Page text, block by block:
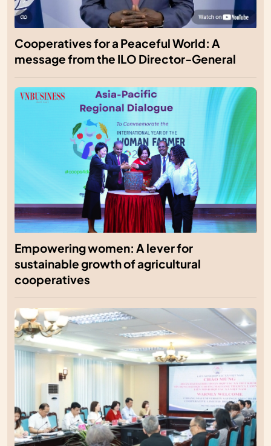
Cooperatives for a Peaceful World: A
message from the ILO Director-General
Empowering women: A lever for
sustainable growth of agricultural
cooperatives